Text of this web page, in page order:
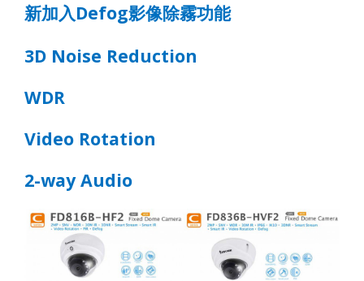
新加入Defog影像除霧功能
3D Noise Reduction
WDR
Video Rotation
2-way Audio